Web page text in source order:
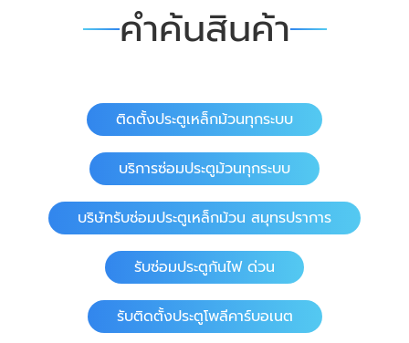
คำค้นสินค้า
ติดตั้งประตูเหล็กม้วนทุกระบบ
บริการซ่อมประตูม้วนทุกระบบ
บริษัทรับซ่อมประตูเหล็กม้วน สมุทรปราการ
รับซ่อมประตูกันไฟ ด่วน
รับติดตั้งประตูโพลีคาร์บอเนต